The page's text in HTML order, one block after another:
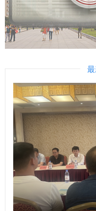
健全整改长效机制，以严
三要勇于担当实干作为，
难点问题，加快培养复合
领导班子作表态发言。他
为契机，以严实作风强化
实，持续推动学院各项事
稿：国际法学院（国际
务虚会的相关精神，以机
新担当，不断提升离退休
休人员的获得感、幸福感
向好发展。 （供稿：离退